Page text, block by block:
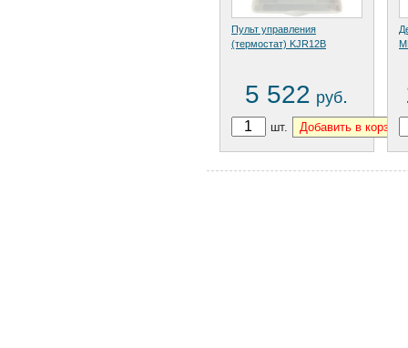
Пульт управления
(термостат) KJR12B
5 522 руб.
шт.